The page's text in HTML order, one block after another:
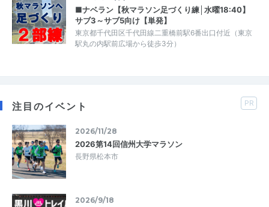
■ナベラン【秋マラソン足づくり練│水曜18:40】
サブ3～サブ5向け【単発】
東京都千代田区千代田線二重橋前駅6番出口付近（東京
駅丸の内駅前広場から徒歩3分）
注目のイベント PR
2026/11/28
2026第14回信州大学マラソン
長野県松本市
2026/9/18